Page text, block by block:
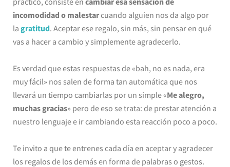
incomodidad o malestarcuando alguien nos da algo por
la gratitud. Aceptar ese regalo, sin más, sin pensar en qué
vas a hacer a cambio y simplemente agradecerlo.
Es verdad que estas respuestas de «bah, no es nada, era
muy fácil» nos salen de forma tan automática que nos
llevará un tiempo cambiarlas por un simple «Me alegro,
muchas gracias» pero de eso se trata: de prestar atención a
nuestro lenguaje e ir cambiando esta reacción poco a poco.
Te invito a que te entrenes cada día en aceptar y agradecer
los regalos de los demás en forma de palabras o gestos.